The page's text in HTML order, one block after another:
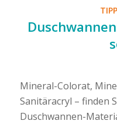
Mineral-Colorat,
Sanitäracryl – finden
Duschwannen-